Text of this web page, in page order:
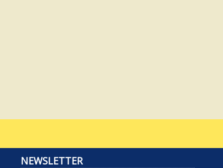
NEWSLETTER